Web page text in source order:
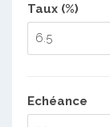
Taux (%)
Echéance